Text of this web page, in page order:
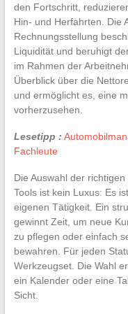
den Fortschritt,
Hin- und Herfahrten. Die
Rechnungsstellung
Liquidität und beruhigt
im Rahmen der
Überblick über die
und ermöglicht es, eine
vorherzusehen.
Lesetipp :
Fachleute
Die Auswahl der
Tools ist kein Luxus: Es
eigenen Tätigkeit. Ein
gewinnt Zeit, um neue
zu pflegen oder einfach
bewahren. Für jeden
Werkzeugset. Die Wahl
ein Kalender oder eine
Sicht.